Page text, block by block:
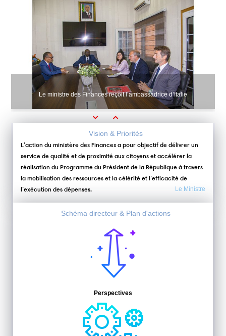
Le ministre des Finances reçoit l’ambassadrice d’Italie
Previous
Vision & Priorités
L’action du ministère des Finances a pour objectif de délivrer un
service de qualité et de proximité aux citoyens et accélérer la
réalisation du Programme du Président de la République à travers
la mobilisation des ressources et la célérité et l’efficacité de
l’exécution des dépenses.
Le Ministre
Schéma directeur & Plan d'actions
Perspectives